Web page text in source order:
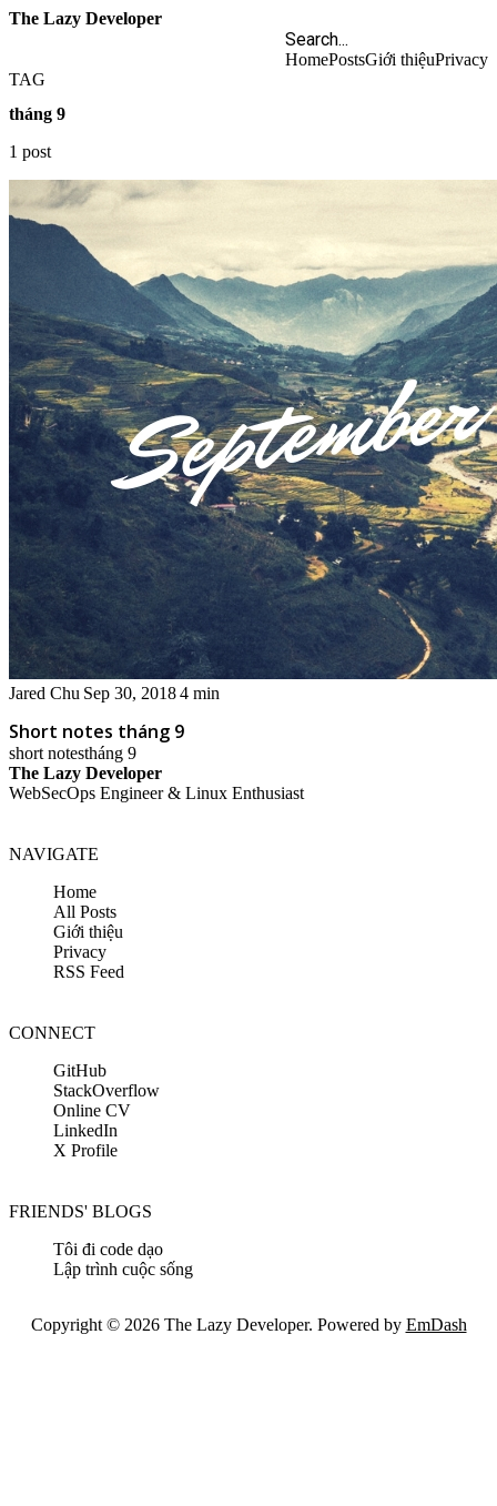
The Lazy Developer
HomePostsGiới thiệuPrivacy
TAG
tháng 9
1 post
Jared Chu Sep 30, 20184 min
Short notes tháng 9
short notestháng 9
The Lazy Developer
WebSecOps Engineer & Linux Enthusiast
NAVIGATE
Home
All Posts
Giới thiệu
Privacy
RSS Feed
CONNECT
GitHub
StackOverflow
Online CV
LinkedIn
X Profile
FRIENDS' BLOGS
Tôi đi code dạo
Lập trình cuộc sống
Copyright © 2026 The Lazy Developer. Powered by EmDash